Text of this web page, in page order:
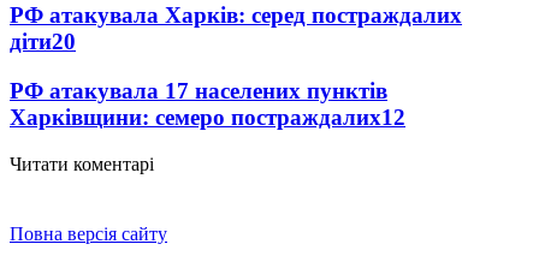
РФ атакувала Харків: серед постраждалих
діти20
РФ атакувала 17 населених пунктів
Харківщини: семеро постраждалих12
Читати коментарі
Повна версія сайту